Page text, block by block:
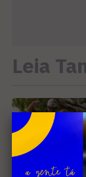
Leia